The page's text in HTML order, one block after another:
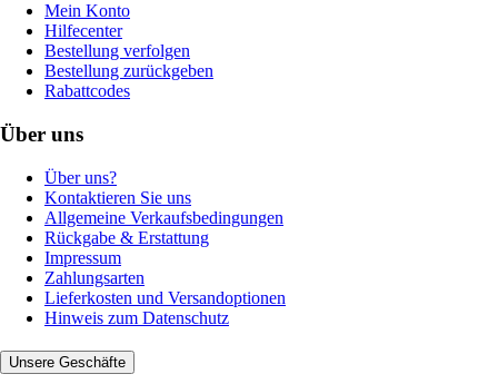
Mein Konto
Hilfecenter
Bestellung verfolgen
Bestellung zurückgeben
Rabattcodes
Über uns
Über uns?
Kontaktieren Sie uns
Allgemeine Verkaufsbedingungen
Rückgabe & Erstattung
Impressum
Zahlungsarten
Lieferkosten und Versandoptionen
Hinweis zum Datenschutz
Unsere Geschäfte